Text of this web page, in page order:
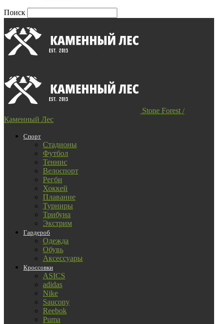
Поиск
Stone Forest /
Каменный Лес
Спорт
Стадионы
Футбол
Теннис
Велоспорт
Регби
Хоккей
Плавание
Турниры
Трибуна
Экстрим
Гардероб
Одежда
Обувь
Аксессуары
Кроссовки
ASICS
adidas
Nike
Saucony
Reebok
Puma